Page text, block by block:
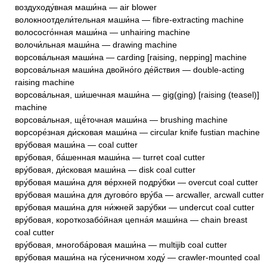
воздуходу́вная маши́на — air blower
волокноотдели́тельная маши́на — fibre-extracting machine
волососго́нная маши́на — unhairing machine
волочи́льная маши́на — drawing machine
ворсова́льная маши́на — carding [raising, nepping] machine
ворсова́льная маши́на двойно́го де́йствия — double-acting
raising machine
ворсова́льная, ши́шечная маши́на — gig(ging) [raising (teasel)]
machine
ворсова́льная, щё́точная маши́на — brushing machine
ворсоре́зная ди́сковая маши́на — circular knife fustian machine
вру́бовая маши́на — coal cutter
вру́бовая, ба́шенная маши́на — turret coal cutter
вру́бовая, ди́сковая маши́на — disk coal cutter
вру́бовая маши́на для ве́рхней подру́бки — overcut coal cutter
вру́бовая маши́на для дугово́го вру́ба — arcwaller, arcwall cutter
вру́бовая маши́на для ни́жней зару́бки — undercut coal cutter
вру́бовая, короткозабо́йная цепна́я маши́на — chain breast
coal cutter
вру́бовая, многоба́ровая маши́на — multijib coal cutter
вру́бовая маши́на на гу́сеничном ходу́ — crawler-mounted coal